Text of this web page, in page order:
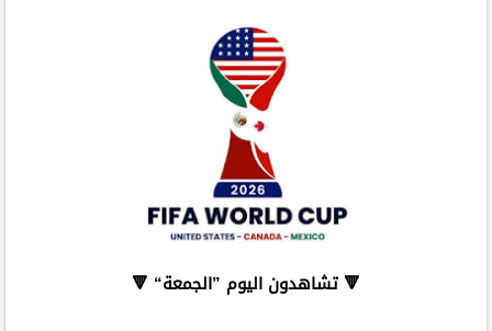
🔻 تشاهدون اليوم ”الجمعة“ 🔻